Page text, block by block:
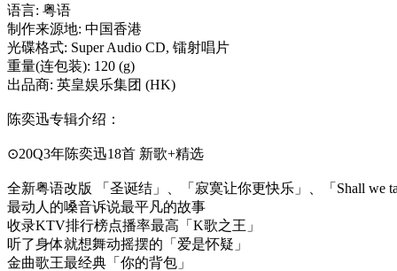
语言: 粤语
制作来源地: 中国香港
光碟格式: Super Audio CD, 镭射唱片
重量(连包装): 120 (g)
出品商: 英皇娱乐集团 (HK)
陈奕迅专辑介绍：
⊙20Q3年陈奕迅18首 新歌+精选
全新粤语改版 「圣诞结」、「寂寞让你更快乐」、「Shall we
最动人的嗓音诉说最平凡的故事
收录KTV排行榜点播率最高「K歌之王」
听了身体就想舞动摇摆的「爱是怀疑」
金曲歌王最经典「你的背包」